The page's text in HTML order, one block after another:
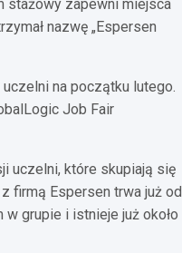
stażowy zapewni miejsca
nazwę „Espersen
na początku lutego.
Job Fair
uczelni, które skupiają się
firmą Espersen trwa już od
grupie i istnieje już około